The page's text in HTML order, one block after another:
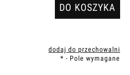
DO KOSZYKA
dodaj do przechowalni
* - Pole wymagane